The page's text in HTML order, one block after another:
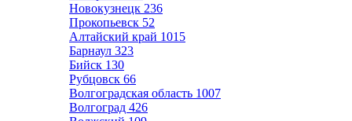
Новокузнецк 236
Прокопьевск 52
Алтайский край 1015
Барнаул 323
Бийск 130
Рубцовск 66
Волгоградская область 1007
Волгоград 426